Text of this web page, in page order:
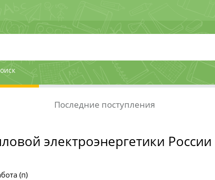
Последние поступления
электроэнергетики России
(п)